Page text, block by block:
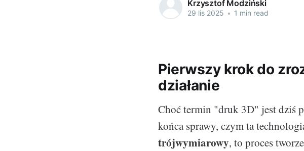
Krzysztof Modziński
29 lis 2025 • 1 min read
Pierwszy krok do
działanie
Choć termin "druk 3D" jest dziś
końca sprawy, czym ta
trójwymiarowy, to proces